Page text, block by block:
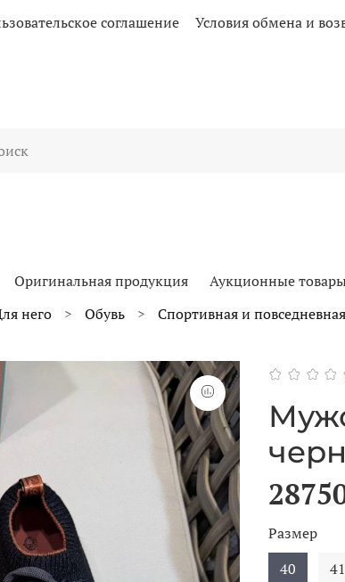
соглашение Условия обмена и
Оригинальная продукция
Аукционные
него Обувь Спортивная и
Размер
40
41